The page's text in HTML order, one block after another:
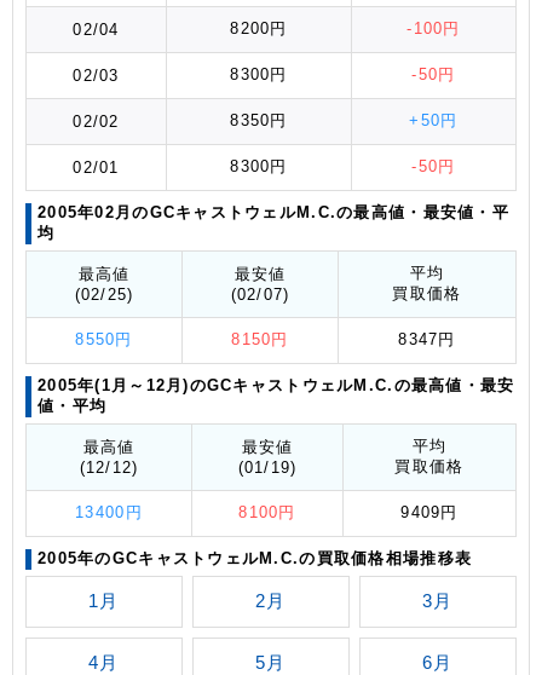
02/04 8200円 -100円
02/03 8300円 -50円
02/02 8350円 +50円
02/01 8300円 -50円
2005年02月のGCキャストウェルM.C.の最高値 ・最安値 ・平
均
最高値
(02/25)
最安値
(02/07)
平均
買取価格
8550円 8150円 8347円
2005年(1月～12月)のGCキャストウェルM.C.の最高値 ・最安
値 ・平均
最高値
(12/12)
最安値
(01/19)
平均
買取価格
13400円 8100円 9409円
2005年のGCキャストウェルM.C.の買取価格相場推移表
1月 2月 3月
4月 5月 6月